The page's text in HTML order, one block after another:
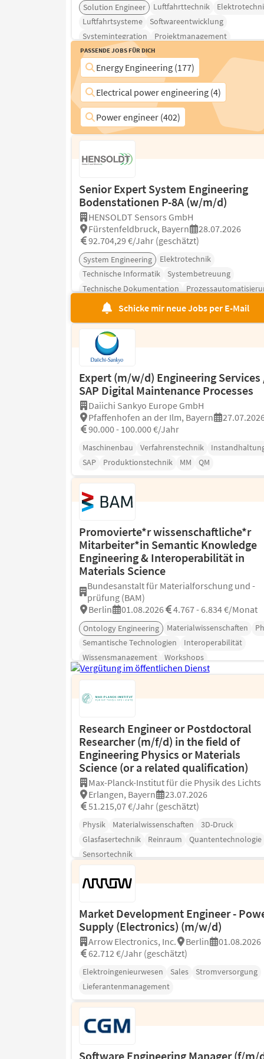
Solution Engineer Luftfahrttechnik
Luftfahrtsysteme
Softwareentwicklung
Systemintegration
Projektmanagement
Passende Jobs für Dich
Energy Engineering (177)
Electrical power engineering (4)
Power engineer (402)
Senior Expert System Engineering
Bodenstationen P-8A (w/m/d)
HENSOLDT Sensors GmbH
Fürstenfeldbruck, Bayern
28.07.2026
92.704,29 €/Jahr (geschätzt)
System Engineering
Elektrotechnik
Technische Informatik
Systembetreuung
Technische Dokumentation
Vertriebsunterstützung
Schicke mir neue Jobs per E-Mail
Expert (m/w/d) Engineering Services
SAP Digital Maintenance Processes
Daiichi Sankyo Europe GmbH
Pfaffenhofen an der Ilm, Bayern
90.000 - 100.000 €/Jahr
Maschinenbau Verfahrenstechnik
SAP
Produktionstechnik MM QM
Promovierte*r wissenschaftliche*r
Mitarbeiter*in Semantic Knowledge
Engineering & Interoperabilität in
Materials Science
Bundesanstalt für Materialforschung und -
prüfung (BAM)
Berlin
01.08.2026 4.767 - 6.834 €/Monat
Ontology Engineering Materialwissenschaften
Semantische Technologien
Interoperabilität
Wissensmanagement
Workshops
Research Engineer or Postdoctoral
Researcher (m/f/d) in the field of
Engineering Physics or Materials
Science (or a related qualification)
Max-Planck-Institut für die Physik des Lichts
Erlangen, Bayern
23.07.2026
51.215,07 €/Jahr (geschätzt)
Physik Materialwissenschaften
3D-Druck
Glasfasertechnik
Reinraum
Quantentechnologie
Sensortechnik
Market Development Engineer -
Supply (Electronics) (m/w/d)
Arrow Electronics, Inc. Berlin
01.08.2026
62.712 €/Jahr (geschätzt)
Elektroingenieurwesen Sales
Stromversorgung
Lieferantenmanagement
Software Engineering Manager (f/m/